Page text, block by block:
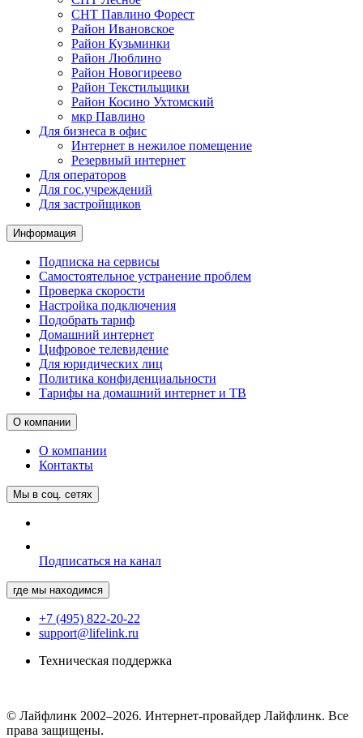
СНТ Павлино Форест
Район Ивановское
Район Кузьминки
Район Люблино
Район Новогиреево
Район Текстильщики
Район Косино Ухтомский
мкр Павлино
Для бизнеса в офис
Интернет в нежилое помещение
Резервный интернет
Для операторов
Для гос.учреждений
Для застройщиков
Информация
Подписка на сервисы
Самостоятельное устранение проблем
Проверка скорости
Настройка подключения
Подобрать тариф
Домашний интернет
Цифровое телевидение
Для юридических лиц
Политика конфиденциальности
Тарифы на домашний интернет и ТВ
О компании
О компании
Контакты
Мы в соц. сетях
Подписаться на канал
где мы находимся
+7 (495) 822-20-22
support@lifelink.ru
Техническая поддержка
© Лайфлинк 2002–2026. Интернет-провайдер Лайфлинк. Все
права защищены.